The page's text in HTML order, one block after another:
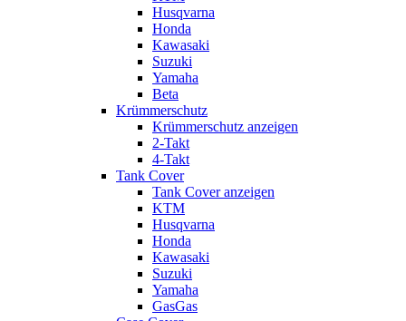
Husqvarna
Honda
Kawasaki
Suzuki
Yamaha
Beta
Krümmerschutz
Krümmerschutz anzeigen
2-Takt
4-Takt
Tank Cover
Tank Cover anzeigen
KTM
Husqvarna
Honda
Kawasaki
Suzuki
Yamaha
GasGas